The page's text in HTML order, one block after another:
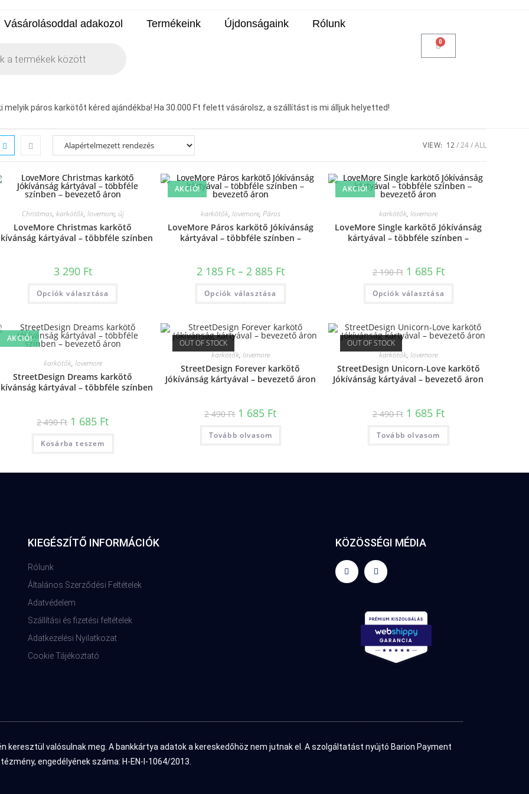
Vásárolásoddal adakozol Termékeink Újdonságaink Rólunk
páros karkötőt kéred ajándékba! Ha 30.000 Ft felett vásárolsz, a szállítást is mi álljuk helyetted!
VIEW: 12 24 ALL
Christmas, karkötők, lovemore, új
LoveMore Christmas karkötő
kártyával – többféle színben
3 290 Ft
Opciók választása
AKCIÓ!
karkötők, lovemore, Páros
LoveMore Páros karkötő Jókívánság
kártyával – többféle színben –
2 185 Ft– 2 885 Ft
Opciók választása
AKCIÓ!
karkötők,lovemore
LoveMore Single karkötő Jókívánság
kártyával – többféle színben –
2 190Ft 1 685 Ft
Opciók választása
AKCIÓ!
karkötők, lovemore
StreetDesign Dreams karkötő
kártyával – többféle színben
2 490Ft 1 685 Ft
Kosárba teszem
OUT OF STOCK
karkötők, lovemore
StreetDesign Forever karkötő
Jókívánság kártyával – bevezető áron
2 490Ft 1 685 Ft
Tovább olvasom
OUT OF STOCK
karkötők,lovemore
StreetDesign Unicorn-Love karkötő
Jókívánság kártyával – bevezető áron
2 490Ft 1 685 Ft
Tovább olvasom
KIEGÉSZÍTŐ INFORMÁCIÓK
Rólunk
Általános Szerződési Feltételek
Adatvédelem
Szállítási és fizetési feltételek
Adatkezelési Nyilatkozat
Cookie Tájékoztató
KÖZÖSSÉGI MÉDIA
keresztül valósulnak meg. A bankkártya adatok a kereskedőhöz nem jutnak el. A szolgáltatást nyújtó Barion Payment
engedélyének száma: H-EN-I-1064/2013.